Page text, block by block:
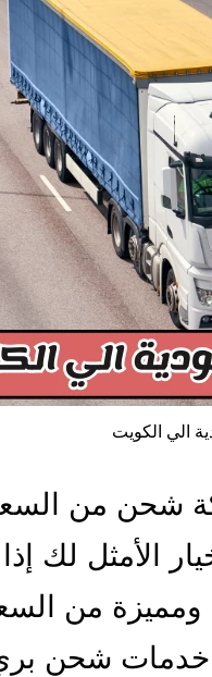
الي الكويت
شحن من
الأمثل لك
من
خدمات شحن